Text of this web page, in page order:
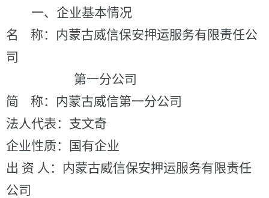
一、企业基本情况
名
称： 内蒙古威信保安押运服务有限责任公
司
第一分公司
简
称： 内蒙古威信第一分公司
法人代表： 支文奇
企业性质：
国有企业
出 资 人： 内蒙古威信保安押运服务有限责任
公司